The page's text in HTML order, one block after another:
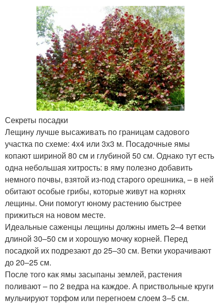
Секреты посадки
Лещину лучше высаживать по границам садового
участка по схеме: 4х4 или 3х3 м. Посадочные ямы
копают шириной 80 см и глубиной 50 см. Однако тут есть
одна небольшая хитрость: в яму полезно добавить
немного почвы, взятой из-под старого орешника, – в ней
обитают особые грибы, которые живут на корнях
лещины. Они помогут юному растению быстрее
прижиться на новом месте.
Идеальные саженцы лещины должны иметь 2–4 ветки
длиной 30–50 см и хорошую мочку корней. Перед
посадкой их подрезают до 25–30 см. Ветки укорачивают
до 20–25 см.
После того как ямы засыпаны землей, растения
поливают – по 2 ведра на каждое. А приствольные круги
мульчируют торфом или перегноем слоем 3–5 см.